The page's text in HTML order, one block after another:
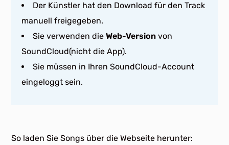
Der Künstler hat den Download für den Track
manuell freigegeben.
Sie verwenden dieWeb-Version von
SoundCloud(nicht die App).
Sie müssen in Ihren SoundCloud-Account
eingeloggt sein.
So laden Sie Songs über die Webseite herunter: